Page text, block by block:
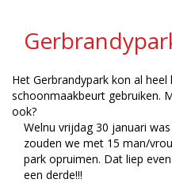
Het Gerbrandypark kon al heel
schoonmaakbeurt gebruiken.
ook?
Welnu vrijdag 30 januari
zouden we met 15 man/
park opruimen. Dat liep
een derde!!!